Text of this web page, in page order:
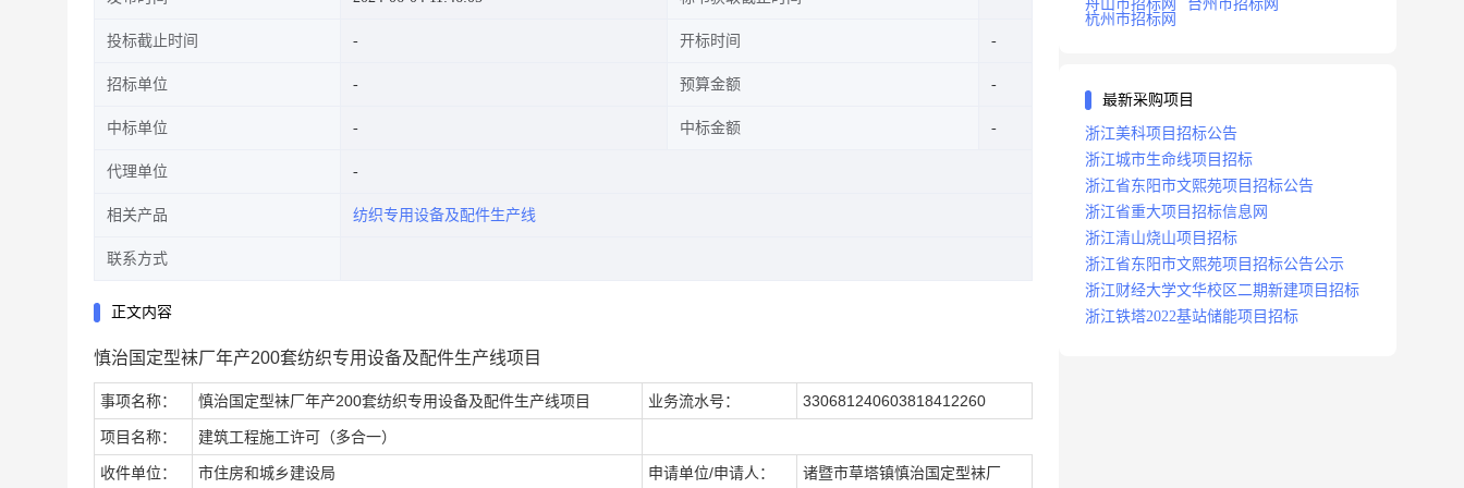
投标截止时间 开标时间
招标单位 预算金额
中标单位 中标金额
代理单位
相关产品 纺织专用设备及配件生产线
联系方式
正文内容
慎治国定型袜厂年产200套纺织专用设备及配件生产线项目
事项名称： 慎治国定型袜厂年产200套纺织专用设备及配件生产线项目 业务流水号： 330681240603818412260
项目名称： 建筑工程施工许可（多合一）
收件单位： 市住房和城乡建设局 申请单位/申请人： 诸暨市草塔镇慎治国定型袜厂
舟山市招标网
台州市招标网
杭州市招标网
最新采购项目
浙江美科项目招标公告
浙江城市生命线项目招标
浙江省东阳市文熙苑项目招标公告
浙江省重大项目招标信息网
浙江清山烧山项目招标
浙江省东阳市文熙苑项目招标公告公示
浙江财经大学文华校区二期新建项目招标
浙江铁塔2022基站储能项目招标